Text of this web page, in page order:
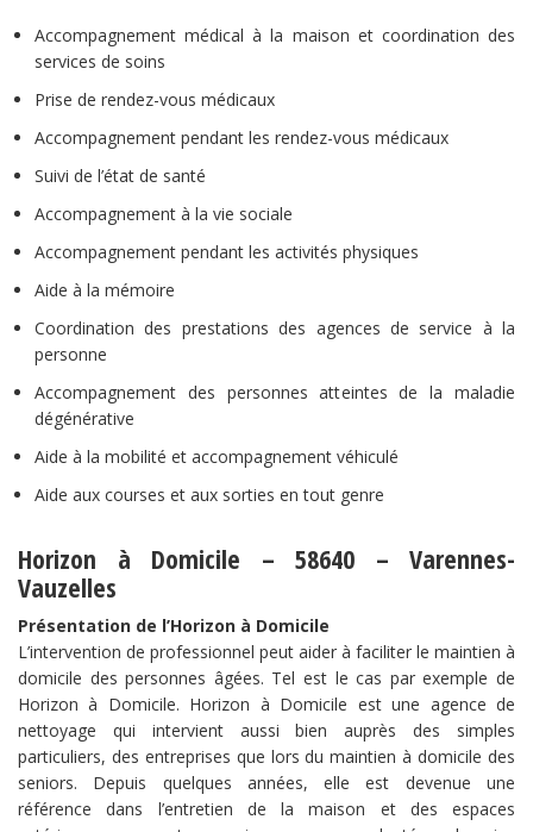
Accompagnement médical à la maison et coordination des
services de soins
Prise de rendez-vous médicaux
Accompagnement pendant les rendez-vous médicaux
Suivi de l’état de santé
Accompagnement à la vie sociale
Accompagnement pendant les activités physiques
Aide à la mémoire
Coordination des prestations des agences de service à la
personne
Accompagnement des personnes atteintes de la maladie
dégénérative
Aide à la mobilité et accompagnement véhiculé
Aide aux courses et aux sorties en tout genre
Horizon à Domicile – 58640 – Varennes-
Vauzelles
Présentation de l’Horizon à Domicile
L’intervention de professionnel peut aider à faciliter le maintien à
domicile des personnes âgées. Tel est le cas par exemple de
Horizon à Domicile. Horizon à Domicile est une agence de
nettoyage qui intervient aussi bien auprès des simples
particuliers, des entreprises que lors du maintien à domicile des
seniors. Depuis quelques années, elle est devenue une
référence dans l’entretien de la maison et des espaces